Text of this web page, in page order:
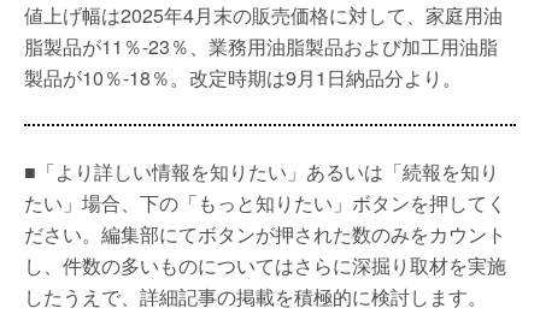
値上げ幅は2025年4月末の販売価格に対して、家庭用油
脂製品が11％-23％、業務用油脂製品および加工用油脂
製品が10％-18％。改定時期は9月1日納品分より。
■「より詳しい情報を知りたい」あるいは「続報を知り
たい」場合、下の「もっと知りたい」ボタンを押してく
ださい。編集部にてボタンが押された数のみをカウント
し、件数の多いものについてはさらに深掘り取材を実施
したうえで、詳細記事の掲載を積極的に検討します。